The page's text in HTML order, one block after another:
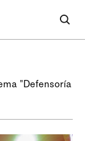
"Defensoría